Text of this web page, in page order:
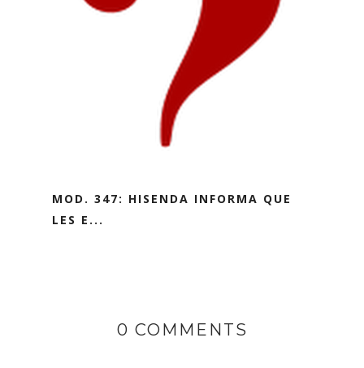
MOD. 347: HISENDA INFORMA QUE
LES E...
0 COMMENTS